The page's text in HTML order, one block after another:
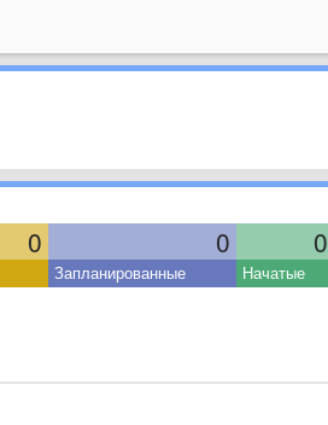
0 0 0
Запланированные Начатые